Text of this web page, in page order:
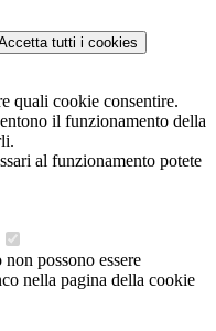
tutti i cookies
quali cookie consentire.
il funzionamento della
al funzionamento potete
possono essere
nella pagina della cookie